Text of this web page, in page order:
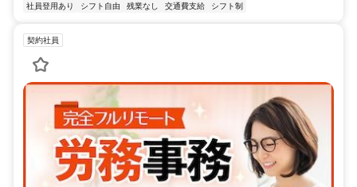
社員登用あり シフト自由 残業なし 交通費支給 シフト制
契約社員